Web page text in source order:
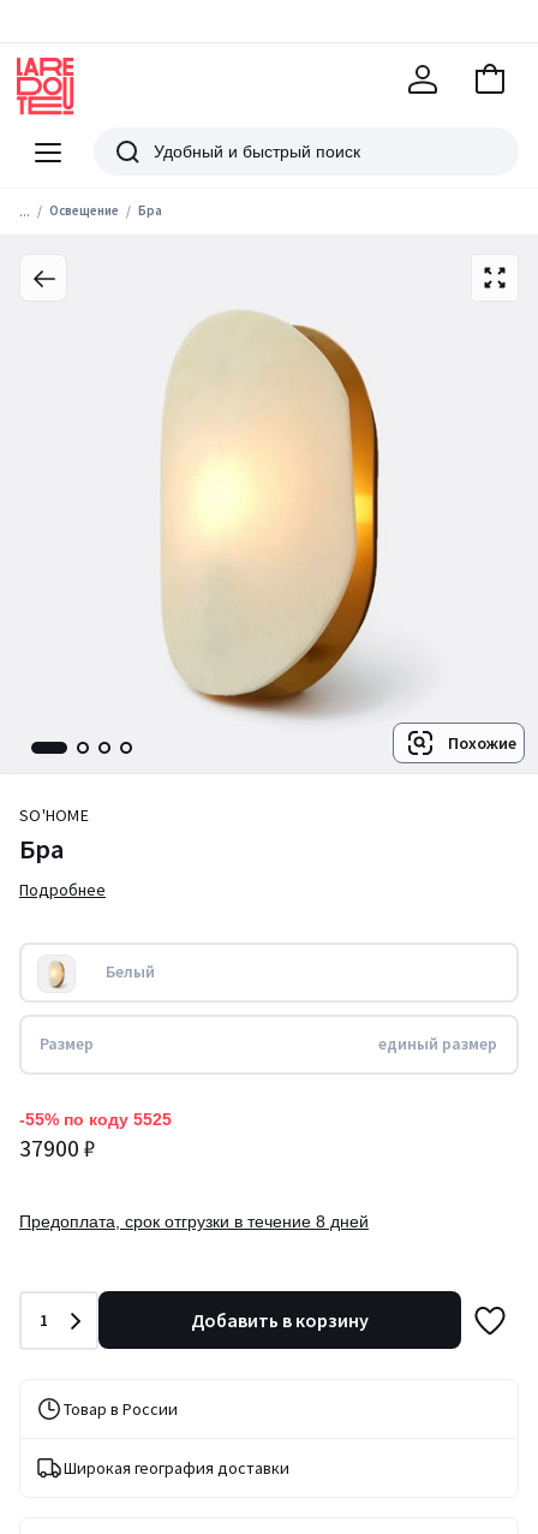
Меню
Redoute
Поиск
В
... Освещение Бра
Похожие
SO'HOME
Бра
Подробнее
Белый
Размер единый размер
-55% по коду 5525
37900 ₽
Предоплата, срок отгрузки в течение 8 дней
Количество
1 Добавить в корзину
Товар в России
Широкая география доставки